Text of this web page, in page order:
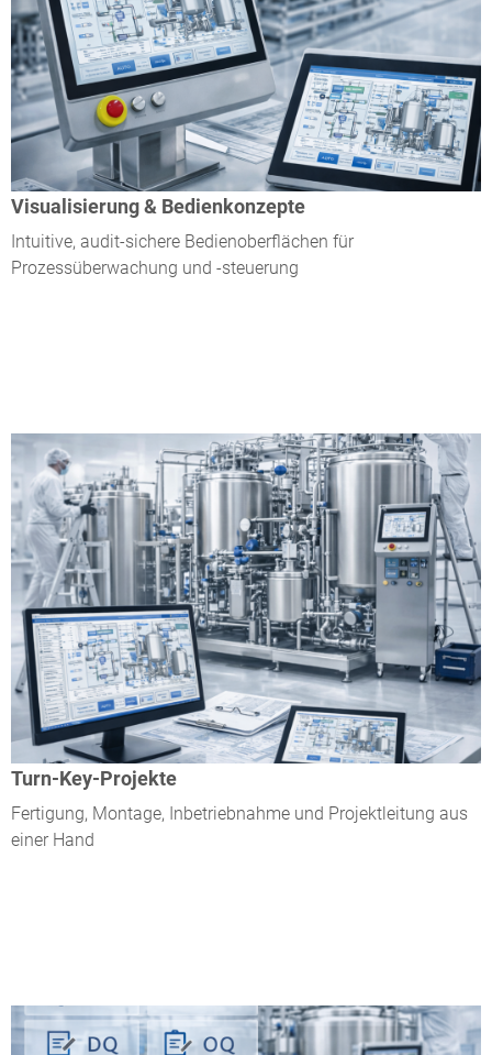
Visualisierung & Bedienkonzepte
Intuitive, audit-sichere Bedienoberflächen für
Prozessüberwachung und -steuerung
Turn-Key-Projekte
Fertigung, Montage, Inbetriebnahme und Projektleitung aus
einer Hand